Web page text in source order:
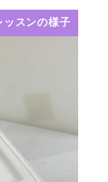
ッスンの様子